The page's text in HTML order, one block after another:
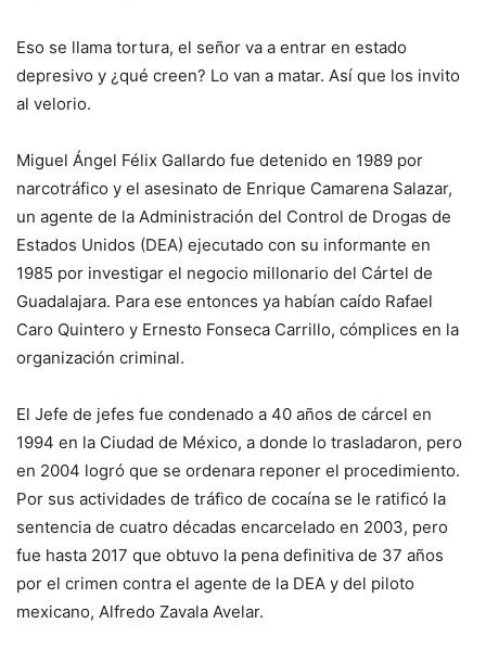
Eso se llama tortura, el señor va a entrar en estado
depresivo y ¿qué creen? Lo van a matar. Así que los invito
al velorio.
Miguel Ángel Félix Gallardo fue detenido en 1989 por
narcotráfico y el asesinato de Enrique Camarena Salazar,
un agente de la Administración del Control de Drogas de
Estados Unidos (DEA) ejecutado con su informante en
1985 por investigar el negocio millonario del Cártel de
Guadalajara. Para ese entonces ya habían caído Rafael
Caro Quintero y Ernesto Fonseca Carrillo, cómplices en la
organización criminal.
El Jefe de jefes fue condenado a 40 años de cárcel en
1994 en la Ciudad de México, a donde lo trasladaron, pero
en 2004 logró que se ordenara reponer el procedimiento.
Por sus actividades de tráfico de cocaína se le ratificó la
sentencia de cuatro décadas encarcelado en 2003, pero
fue hasta 2017 que obtuvo la pena definitiva de 37 años
por el crimen contra el agente de la DEA y del piloto
mexicano, Alfredo Zavala Avelar.